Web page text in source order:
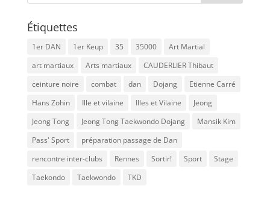
Étiquettes
1er DAN 1er Keup 35 35000
Art Martial
art martiaux
Arts martiaux
CAUDERLIER Thibaut
ceinture noire
combat dan Dojang
Etienne Carré
Hans Zohin
Ille et vilaine Illes et Vilaine
Jeong
Jeong Tong
Jeong Tong Taekwondo Dojang
Mansik Kim
Pass' Sport
préparation passage de Dan
rencontre inter-clubs
Rennes Sortir! Sport
Stage
Taekondo
Taekwondo TKD